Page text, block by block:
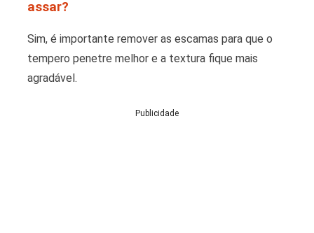
assar?
Sim, é importante remover as escamas para que o
tempero penetre melhor e a textura fique mais
agradável.
Publicidade